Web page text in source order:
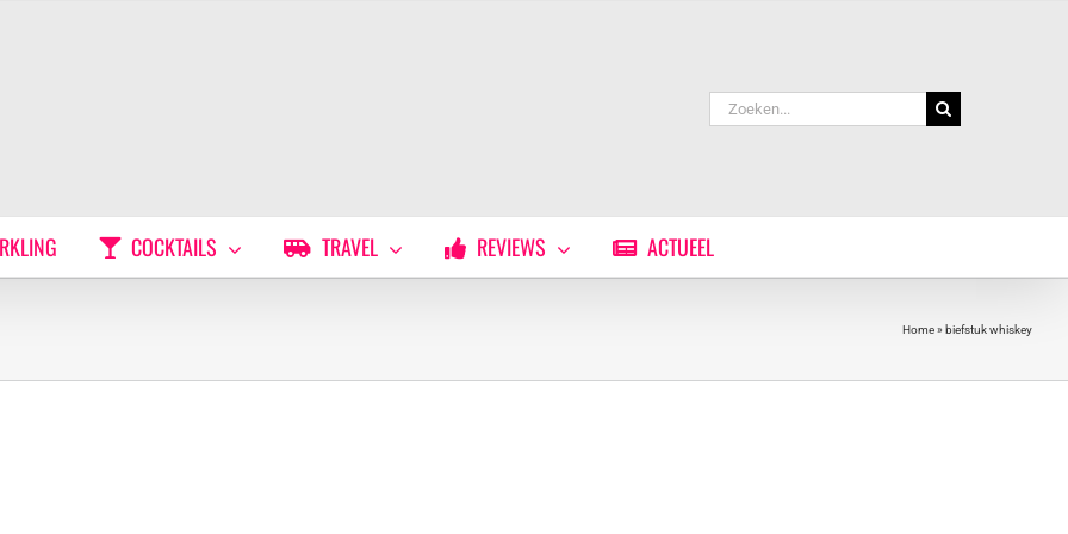
Zoeken
naar:
COCKTAILS TRAVEL REVIEWS ACTUEEL
Home» biefstuk whiskey